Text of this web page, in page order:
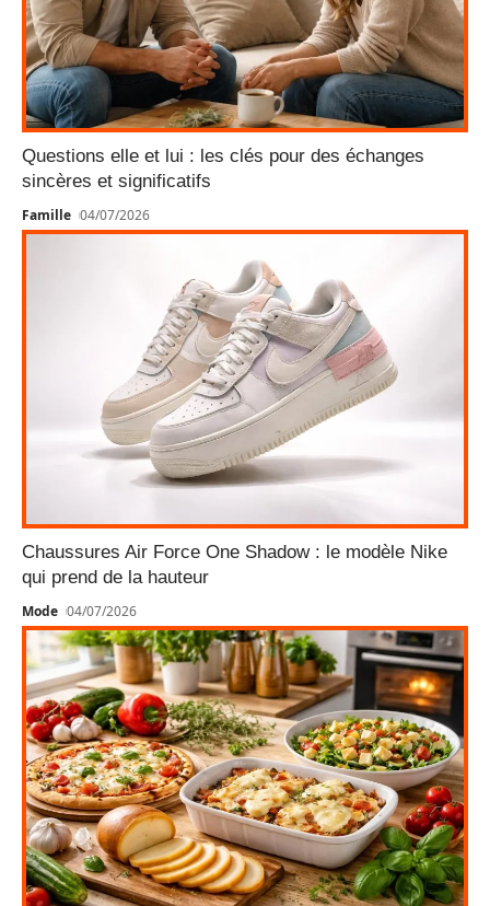
Questions elle et lui : les clés pour des échanges
sincères et significatifs
Famille 04/07/2026
Chaussures Air Force One Shadow : le modèle Nike
qui prend de la hauteur
Mode 04/07/2026